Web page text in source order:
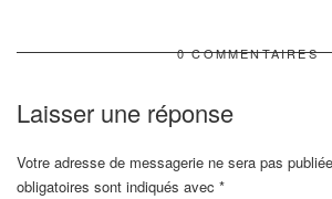
0 COMMENTAIRES
Laisser une réponse
Votre adresse de messagerie ne sera pas
obligatoires sont indiqués avec *